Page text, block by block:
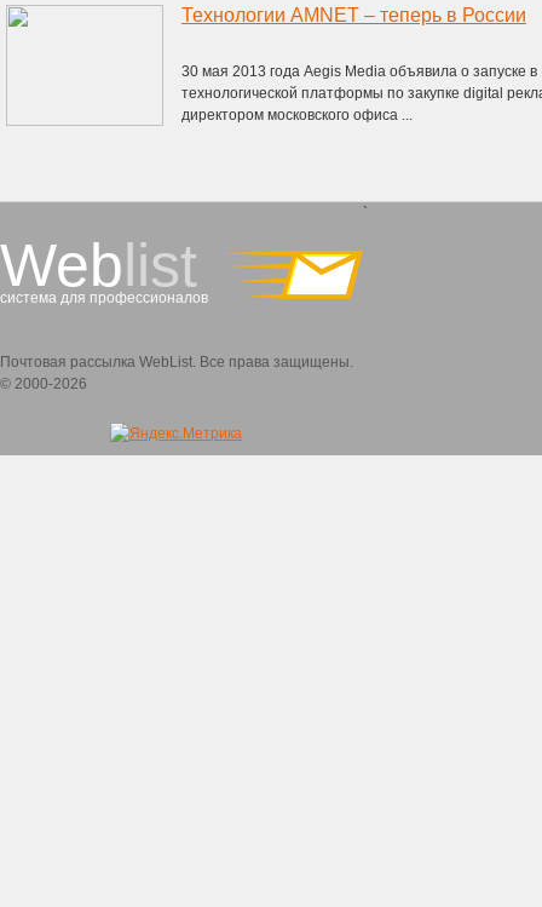
Технологии AMNET – теперь в России
30 мая 2013 года Aegis Media объявила о запуске
технологической платформы по закупке digital
директором московского офиса ...
Weblist
система для профессионалов
`
Почтовая рассылка WebList. Все права защищены.
© 2000-2026